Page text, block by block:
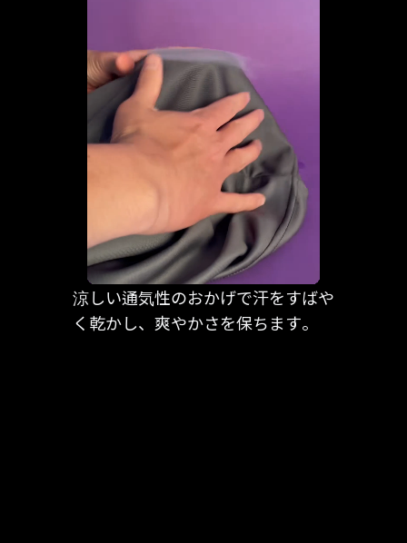
涼しい通気性のおかげで汗をすばや
く乾かし、爽やかさを保ちます。